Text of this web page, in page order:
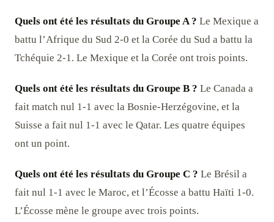
Quels ont été les résultats du Groupe A ? Le Mexique a
battu l’Afrique du Sud 2-0 et la Corée du Sud a battu la
Tchéquie 2-1. Le Mexique et la Corée ont trois points.
Quels ont été les résultats du Groupe B ? Le Canada a
fait match nul 1-1 avec la Bosnie-Herzégovine, et la
Suisse a fait nul 1-1 avec le Qatar. Les quatre équipes
ont un point.
Quels ont été les résultats du Groupe C ? Le Brésil a
fait nul 1-1 avec le Maroc, et l’Écosse a battu Haïti 1-0.
L’Écosse mène le groupe avec trois points.